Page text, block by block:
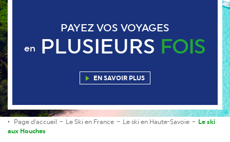
PAYEZ VOS VOYAGES
en PLUSIEURS FOIS
EN SAVOIR PLUS
Page d'accueil Le Ski en France Le ski en Haute-Savoie
Le ski
aux Houches